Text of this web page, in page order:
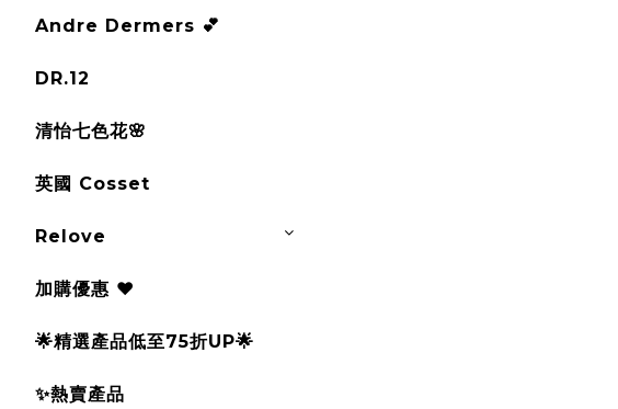
Andre Dermers 💕
DR.12
清怡七色花🌸
英國 Cosset
Relove
加購優惠 ❤️
🌟精選產品低至75折UP🌟
✨熱賣產品